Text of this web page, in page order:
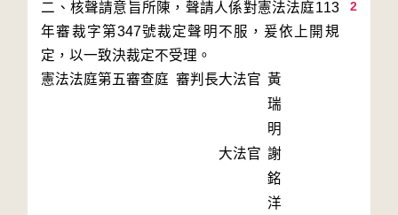
2
二、核聲請意旨所陳，聲請人係對憲法法庭113
年審裁字第347號裁定聲明不服，爰依上開規
定，以一致決裁定不受理。
憲法法庭第五審查庭 審判長大法官 黃
瑞
明
大法官 謝
銘
洋